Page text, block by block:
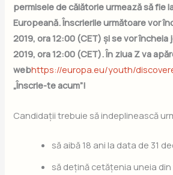
permisele de călătorie urmează să fie
Europeană. Înscrierile următoare vor
2019, ora 12:00 (CET) și se vor încheia
2019, ora 12:00 (CET). În ziua Z va
webhttps://europa.eu/youth/
„Înscrie-te acum”!
Candidații trebuie să indeplinească
să aibă 18 ani la data de 31
să dețină cetățenia uneia